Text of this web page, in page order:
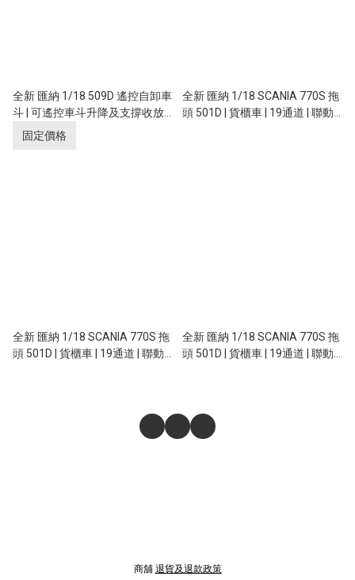
全新 匯納 1/18 509D 遙控自卸車
斗 | 可遙控車斗升降及支撐收放
｜需配盒770S拖頭使用
固定價格
全新 匯納 1/18 SCANIA 770S 拖
頭 501D | 貨櫃車 | 19通道 | 聯動
全新 匯納 1/18 SCANIA 770S 拖
頭 501D | 貨櫃車 | 19通道 | 聯動
全新 匯納 1/18 SCANIA 770S 拖
頭 501D | 貨櫃車 | 19通道 | 聯動
商舖 退貨及退款政策